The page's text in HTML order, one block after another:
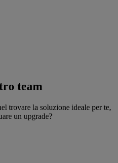
team
trovare la soluzione ideale per te,
un upgrade?